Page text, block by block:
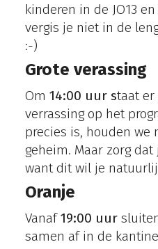
kinderen in de JO13
vergis je niet in de
:-)
Grote verassing
Om14:00 uur staat er
verrassing op het
precies is, houden we
geheim. Maar zorg
want dit wil je
Oranje
Vanaf19:00 uur
samen af in de